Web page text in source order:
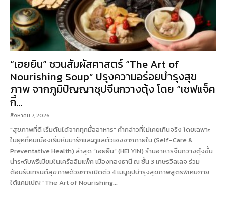
“เฮยยิน” ชวนสัมผัสศาสตร์ “The Art of
Nourishing Soup” ปรุงความอร่อยบำรุงสุข
ภาพ จากภูมิปัญญาซุปจีนกวางตุ้ง โดย “เชฟแจ็ค
กี้...
สิงหาคม 7, 2026
"สุขภาพที่ดี เริ่มต้นได้จากทุกมื้ออาหาร" คำกล่าวที่ไม่เคยเกินจริง โดยเฉพาะ
ในยุคที่คนเมืองเริ่มหันมารักและดูแลตัวเองจากภายใน (Self-Care &
Preventative Health) ล่าสุด “เฮยยิน” (HEI YIN) ร้านอาหารจีนกวางตุ้งชั้น
นำระดับพรีเมียมในเครืออิมแพ็ค เมืองทองธานี ณ ชั้น 3 เกษรวิลเลจ ร่วม
ต้อนรับเทรนด์สุขภาพด้วยการเปิดตัว 4 เมนูซุปบำรุงสุขภาพสูตรพิเศษภาย
ใต้แคมเปญ “The Art of Nourishing...